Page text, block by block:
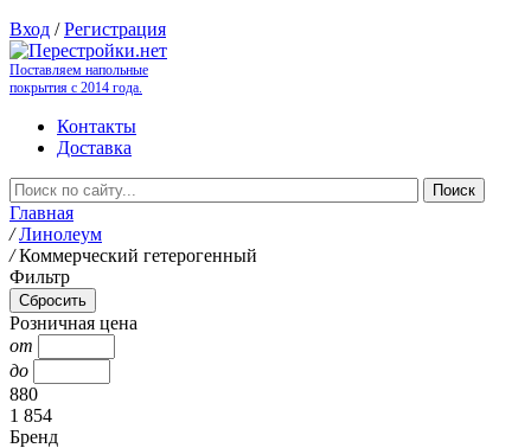
Вход /Регистрация
Поставляем напольные
покрытия с 2014 года.
Контакты
Доставка
Главная
/ Линолеум
/ Коммерческий гетерогенный
Фильтр
Розничная цена
от
до
880
1 854
Бренд